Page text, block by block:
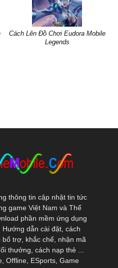
Cách Lên Đồ Chơi Eudora Mobile
Legends
thông tin cập nhật tin tức
game Việt Nam và Thế
phần mềm ứng dụng
dẫn cài đặt, cách
trợ, khắc chế, nhận mã
thưởng, cách nạp thẻ ...
Offline, ESports, Game